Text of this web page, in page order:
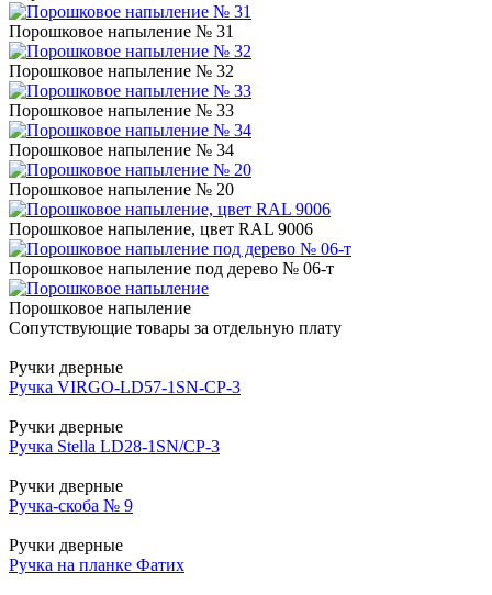
Порошковое напыление № 31
Порошковое напыление № 32
Порошковое напыление № 33
Порошковое напыление № 34
Порошковое напыление № 20
Порошковое напыление, цвет RAL 9006
Порошковое напыление под дерево № 06-т
Порошковое напыление
Сопутствующие товары за отдельную плату
Ручки дверные
Ручка VIRGO-LD57-1SN-CP-3
Ручки дверные
Ручка Stella LD28-1SN/CP-3
Ручки дверные
Ручка-скоба № 9
Ручки дверные
Ручка на планке Фатих